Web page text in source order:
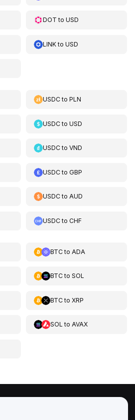
DOT toUSD
LINKtoUSD
USDCtoPLN
USDCtoUSD
USDCtoVND
USDCtoGBP
USDCtoAUD
USDCtoCHF
BTCto ADA
BTCto SOL
BTCto XRP
SOL to AVAX